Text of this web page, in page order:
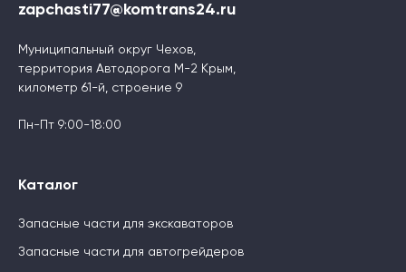
zapchasti77@komtrans24.ru
Муниципальный округ Чехов,
территория Автодорога М-2 Крым,
километр 61-й, строение 9
Пн-Пт 9:00-18:00
Каталог
Запасные части для экскаваторов
Запасные части для автогрейдеров